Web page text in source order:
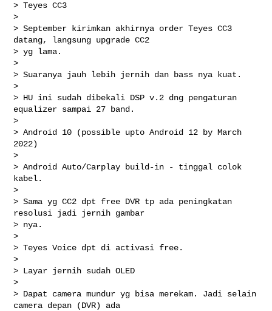
> Teyes CC3
>
> September kirimkan akhirnya order Teyes CC3
datang, langsung upgrade CC2
> yg lama.
>
> Suaranya jauh lebih jernih dan bass nya kuat.
>
> HU ini sudah dibekali DSP v.2 dng pengaturan
equalizer sampai 27 band.
>
> Android 10 (possible upto Android 12 by March
2022)
>
> Android Auto/Carplay build-in - tinggal colok
kabel.
>
> Sama yg CC2 dpt free DVR tp ada peningkatan
resolusi jadi jernih gambar
> nya.
>
> Teyes Voice dpt di activasi free.
>
> Layar jernih sudah OLED
>
> Dapat camera mundur yg bisa merekam. Jadi selain
camera depan (DVR) ada